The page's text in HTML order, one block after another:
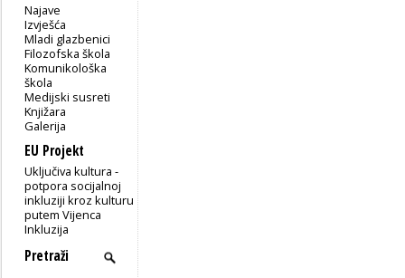
Najave
Izvješća
Mladi glazbenici
Filozofska škola
Komunikološka
škola
Medijski susreti
Knjižara
Galerija
EU Projekt
Uključiva kultura -
potpora socijalnoj
inkluziji kroz kulturu
putem Vijenca
Inkluzija